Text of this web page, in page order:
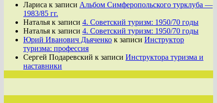
Лариса к записи Альбом Симферопольского турклуба —
1983/85 гг.
Наталья к записи 4. Советский туризм: 1950/70 годы
Наталья к записи 4. Советский туризм: 1950/70 годы
Юрий Иванович Дьяченко к записи Инструктор
туризма: профессия
Сергей Подаревский к записи Инструктора туризма и
наставники